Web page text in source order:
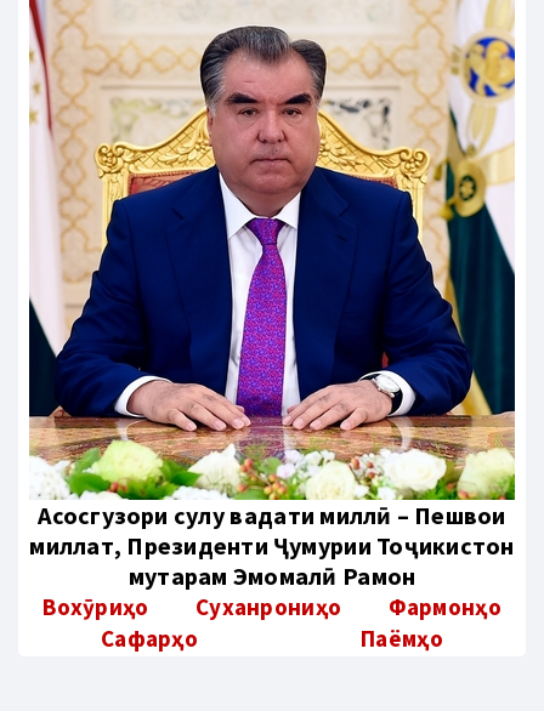
Aсосгузори сулҳу ваҳдати миллӣ – Пешвои
миллат, Президенти Ҷумҳурии Тоҷикистон
муҳтарам Эмомалӣ Раҳмон
Вохӯриҳо Суханрониҳо
Фармонҳо
Сафарҳо
Паёмҳо